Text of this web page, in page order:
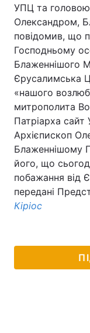
Головна
Україна
Економіка
Спорт
Зброя
Здоров'я
УПЦ та
Олександром,
повідомив, що
Господньому
Блаженнішого
Єрусалимська
«нашого
митрополита
Патріарха сайт
Архієпископ
Блаженнішому
його, що
побажання від
передані
Кіріос